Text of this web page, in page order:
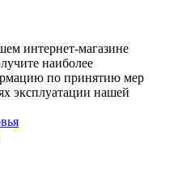
интернет-магазине
наиболее
по принятию мер
эксплуатации нашей